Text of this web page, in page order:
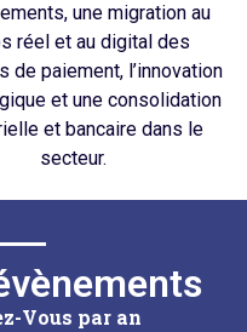
une migration au
réel et au digital des
de paiement, l’innovation
et une consolidation
et bancaire dans le
secteur.
Vous par an